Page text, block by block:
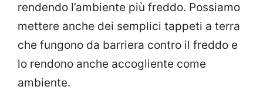
rendendo l’ambiente più freddo. Possiamo
mettere anche dei semplici tappeti a terra
che fungono da barriera contro il freddo e
lo rendono anche accogliente come
ambiente.